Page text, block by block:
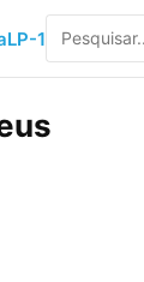
LP-1